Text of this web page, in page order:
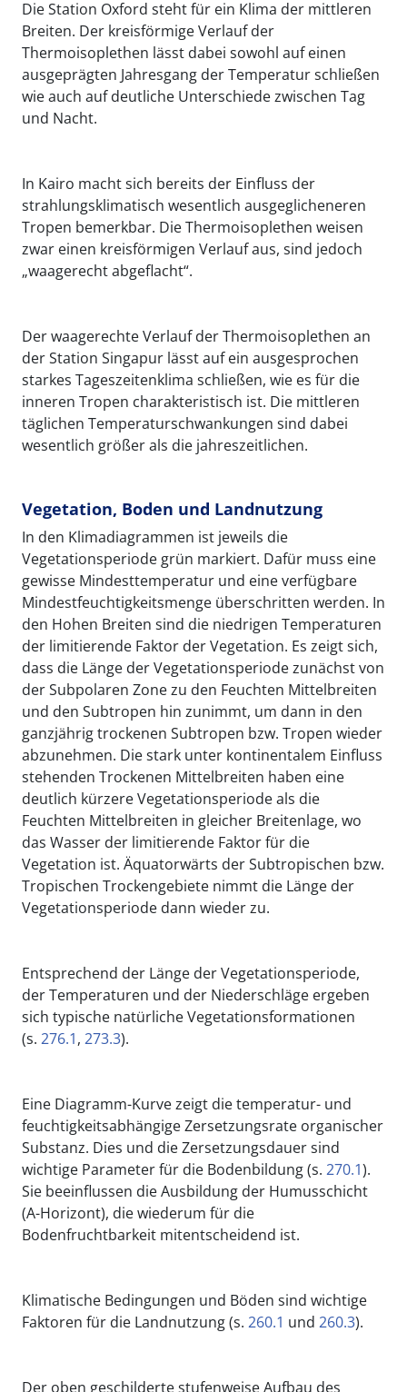
Die Station Oxford steht für ein Klima der mittleren
Breiten. Der kreisförmige Verlauf der
Thermoisoplethen lässt dabei sowohl auf einen
ausgeprägten Jahresgang der Temperatur schließen
wie auch auf deutliche Unterschiede zwischen Tag
und Nacht.
In Kairo macht sich bereits der Einfluss der
strahlungsklimatisch wesentlich ausgeglicheneren
Tropen bemerkbar. Die Thermoisoplethen weisen
zwar einen kreisförmigen Verlauf aus, sind jedoch
„waagerecht abgeflacht“.
Der waagerechte Verlauf der Thermoisoplethen an
der Station Singapur lässt auf ein ausgesprochen
starkes Tageszeitenklima schließen, wie es für die
inneren Tropen charakteristisch ist. Die mittleren
täglichen Temperaturschwankungen sind dabei
wesentlich größer als die jahreszeitlichen.
Vegetation, Boden und Landnutzung
In den Klimadiagrammen ist jeweils die
Vegetationsperiode grün markiert. Dafür muss eine
gewisse Mindesttemperatur und eine verfügbare
Mindestfeuchtigkeitsmenge überschritten werden. In
den Hohen Breiten sind die niedrigen Temperaturen
der limitierende Faktor der Vegetation. Es zeigt sich,
dass die Länge der Vegetationsperiode zunächst von
der Subpolaren Zone zu den Feuchten Mittelbreiten
und den Subtropen hin zunimmt, um dann in den
ganzjährig trockenen Subtropen bzw. Tropen wieder
abzunehmen. Die stark unter kontinentalem Einfluss
stehenden Trockenen Mittelbreiten haben eine
deutlich kürzere Vegetationsperiode als die
Feuchten Mittelbreiten in gleicher Breitenlage, wo
das Wasser der limitierende Faktor für die
Vegetation ist. Äquatorwärts der Subtropischen bzw.
Tropischen Trockengebiete nimmt die Länge der
Vegetationsperiode dann wieder zu.
Entsprechend der Länge der Vegetationsperiode,
der Temperaturen und der Niederschläge ergeben
sich typische natürliche Vegetationsformationen
(s. 276.1, 273.3).
Eine Diagramm-Kurve zeigt die temperatur- und
feuchtigkeitsabhängige Zersetzungsrate organischer
Substanz. Dies und die Zersetzungsdauer sind
wichtige Parameter für die Bodenbildung (s. 270.1).
Sie beeinflussen die Ausbildung der Humusschicht
(A-Horizont), die wiederum für die
Bodenfruchtbarkeit mitentscheidend ist.
Klimatische Bedingungen und Böden sind wichtige
Faktoren für die Landnutzung (s. 260.1 und 260.3).
Der oben geschilderte stufenweise Aufbau des